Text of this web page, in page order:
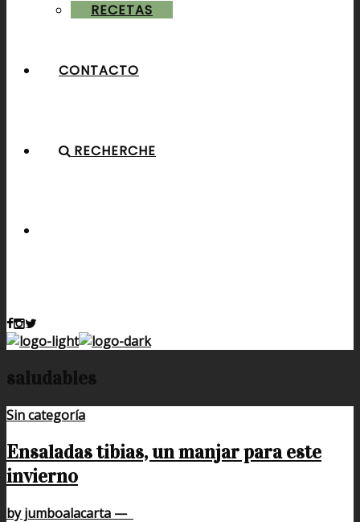
RECETAS
CONTACTO
RECHERCHE
saludables
Sin categoría
Ensaladas tibias, un manjar para este
invierno
by jumboalacarta —